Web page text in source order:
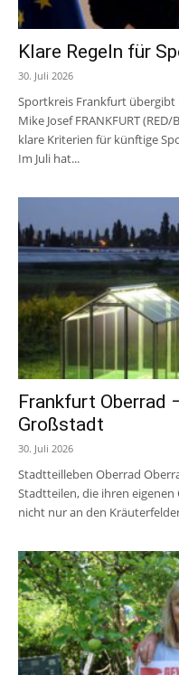
Klare Regeln für
30. Juli 2026
Sportkreis Frankfurt
Mike Josef FRANKFURT
klare Kriterien für künftige
Im Juli hat...
Frankfurt Oberrad
Großstadt
30. Juli 2026
Stadtteilleben Oberrad
Stadtteilen, die ihren
nicht nur an den